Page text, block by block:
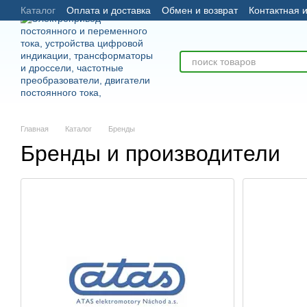
Перейти к основному контенту
Каталог Оплата и доставка Обмен и возврат Контактная
Главная Каталог Бренды
Бренды и производители